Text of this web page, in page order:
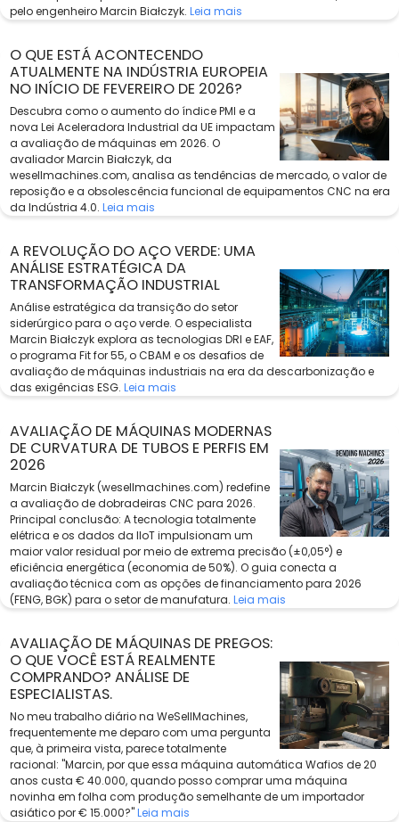
pelo engenheiro Marcin Białczyk. Leia mais
O QUE ESTÁ ACONTECENDO
ATUALMENTE NA INDÚSTRIA EUROPEIA
NO INÍCIO DE FEVEREIRO DE 2026?
Descubra como o aumento do índice PMI e a
nova Lei Aceleradora Industrial da UE impactam
a avaliação de máquinas em 2026. O
avaliador Marcin Białczyk, da
wesellmachines.com, analisa as tendências de mercado, o valor de
reposição e a obsolescência funcional de equipamentos CNC na era
da Indústria 4.0. Leia mais
A REVOLUÇÃO DO AÇO VERDE: UMA
ANÁLISE ESTRATÉGICA DA
TRANSFORMAÇÃO INDUSTRIAL
Análise estratégica da transição do setor
siderúrgico para o aço verde. O especialista
Marcin Białczyk explora as tecnologias DRI e EAF,
o programa Fit for 55, o CBAM e os desafios de
avaliação de máquinas industriais na era da descarbonização e
das exigências ESG. Leia mais
AVALIAÇÃO DE MÁQUINAS MODERNAS
DE CURVATURA DE TUBOS E PERFIS EM
2026
Marcin Białczyk (wesellmachines.com) redefine
a avaliação de dobradeiras CNC para 2026.
Principal conclusão: A tecnologia totalmente
elétrica e os dados da IIoT impulsionam um
maior valor residual por meio de extrema precisão (±0,05°) e
eficiência energética (economia de 50%). O guia conecta a
avaliação técnica com as opções de financiamento para 2026
(FENG, BGK) para o setor de manufatura. Leia mais
AVALIAÇÃO DE MÁQUINAS DE PREGOS:
O QUE VOCÊ ESTÁ REALMENTE
COMPRANDO? ANÁLISE DE
ESPECIALISTAS.
No meu trabalho diário na WeSellMachines,
frequentemente me deparo com uma pergunta
que, à primeira vista, parece totalmente
racional: "Marcin, por que essa máquina automática Wafios de 20
anos custa € 40.000, quando posso comprar uma máquina
novinha em folha com produção semelhante de um importador
asiático por € 15.000?"Leia mais